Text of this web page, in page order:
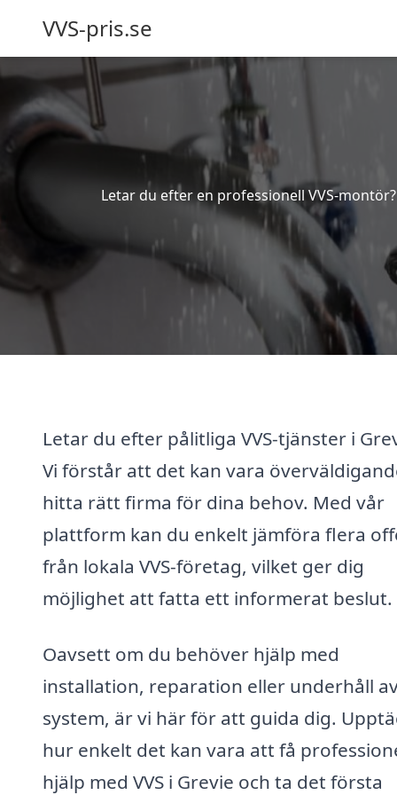
VVS-pris.se
Letar du efter en professionell VVS-
Letar du efter pålitliga VVS-tjänster i
Vi förstår att det kan vara
hitta rätt firma för dina behov. Med vår
plattform kan du enkelt jämföra flera
från lokala VVS-företag, vilket ger dig
möjlighet att fatta ett informerat beslut.
Oavsett om du behöver hjälp med
installation, reparation eller underhåll av
system, är vi här för att guida dig.
hur enkelt det kan vara att få
hjälp med VVS i Grevie och ta det första